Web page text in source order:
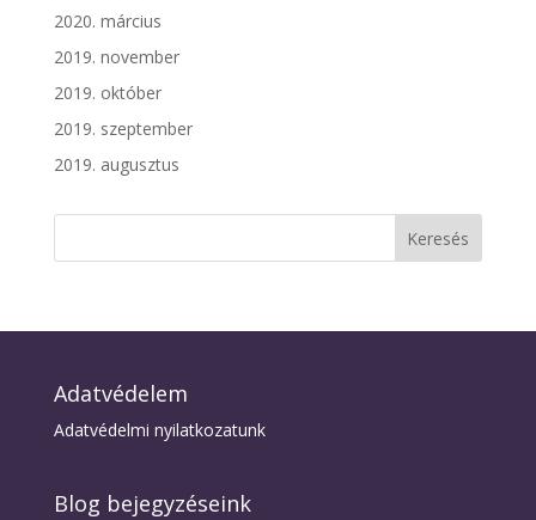
2020. március
2019. november
2019. október
2019. szeptember
2019. augusztus
Adatvédelem
Adatvédelmi nyilatkozatunk
Blog bejegyzéseink